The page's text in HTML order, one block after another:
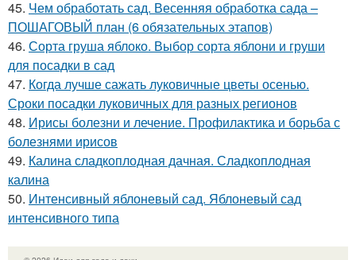
45. Чем обработать сад. Весенняя обработка сада –
ПОШАГОВЫЙ план (6 обязательных этапов)
46. Сорта груша яблоко. Выбор сорта яблони и груши
для посадки в сад
47. Когда лучше сажать луковичные цветы осенью.
Сроки посадки луковичных для разных регионов
48. Ирисы болезни и лечение. Профилактика и борьба с
болезнями ирисов
49. Калина сладкоплодная дачная. Сладкоплодная
калина
50. Интенсивный яблоневый сад. Яблоневый сад
интенсивного типа